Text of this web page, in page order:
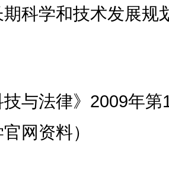
期科学和技术发展规
技与法律》2009年
网资料）